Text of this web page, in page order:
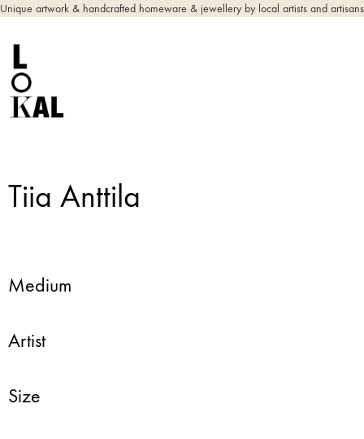
Unique artwork & handcrafted homeware & jewellery by local artists and
Tiia Anttila
Medium
Artist
Size